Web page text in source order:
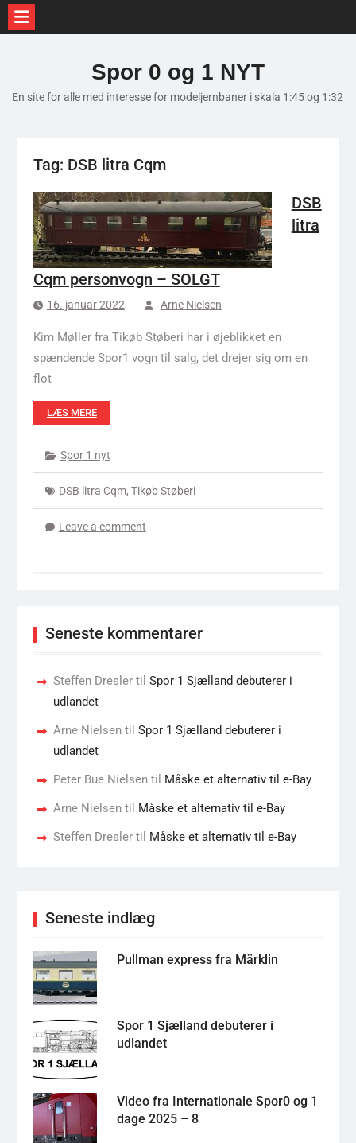
Spor 0 og 1 NYT
En site for alle med interesse for modeljernbaner i skala 1:45 og 1:32
Tag: DSB litra Cqm
DSB
litra
Cqm personvogn – SOLGT
16. januar 2022 Arne Nielsen
Kim Møller fra Tikøb Støberi har i øjeblikket en
spændende Spor1 vogn til salg, det drejer sig om en
flot
LÆS MERE
Spor 1 nyt
DSB litra Cqm, Tikøb Støberi
Leave a comment
Seneste kommentarer
Steffen Dreslertil Spor 1 Sjælland debuterer i
udlandet
Arne Nielsentil Spor 1 Sjælland debuterer i
udlandet
Peter Bue Nielsentil Måske et alternativ til e-Bay
Arne Nielsentil Måske et alternativ til e-Bay
Steffen Dreslertil Måske et alternativ til e-Bay
Seneste indlæg
Pullman express fra Märklin
Spor 1 Sjælland debuterer i
udlandet
Video fra Internationale Spor0 og 1
dage 2025 – 8